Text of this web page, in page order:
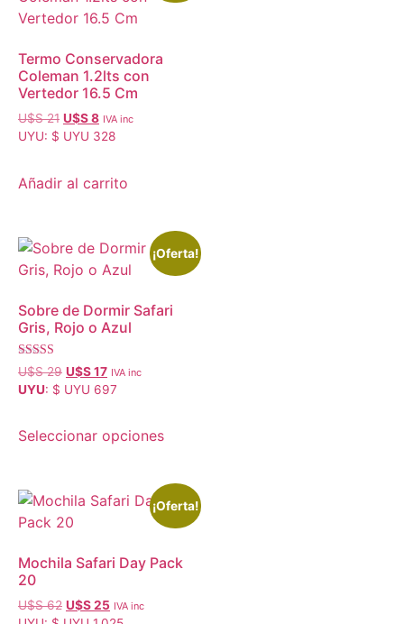
Termo Conservadora
Coleman 1.2lts con
Vertedor 16.5 Cm
U$S21 U$S8 IVA inc
UYU: $ UYU 328
Añadir al carrito
¡Oferta!
Sobre de Dormir Safari
Gris, Rojo o Azul
Valorado con
5.00
de 5
U$S29 U$S17 IVA inc
UYU: $ UYU 697
Seleccionar opciones
¡Oferta!
Mochila Safari Day Pack
20
U$S62 U$S25 IVA inc